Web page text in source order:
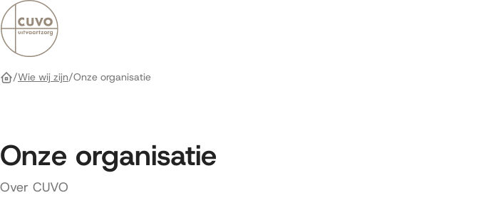
Bereken kosten
Home
Wie wij zijn Onze organisatie
Onze organisatie
Over CUVO